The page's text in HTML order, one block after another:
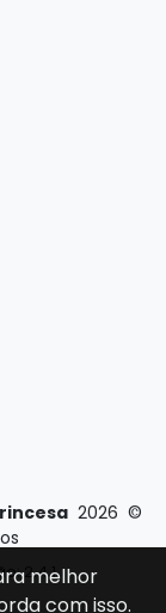
2026 ©
2.4.1
melhor
com isso.